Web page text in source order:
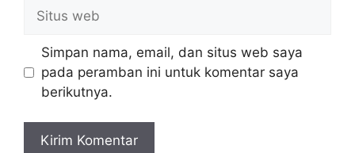
web
Simpan nama, email, dan situs web saya
pada peramban ini untuk komentar saya
berikutnya.